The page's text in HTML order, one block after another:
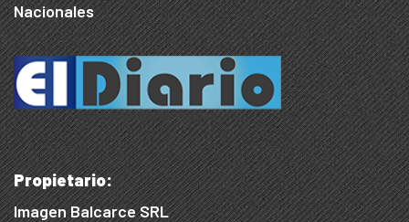
Nacionales
Propietario:
Imagen Balcarce SRL